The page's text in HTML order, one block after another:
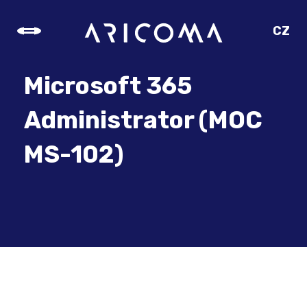
CZ
Microsoft 365
Administrator (MOC
MS-102)